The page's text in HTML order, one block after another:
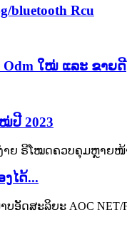
bluetooth Rcu
Odm ໃໝ່ ແລະ ຂາຍດີ
ປີ 2023
ໄດ້...